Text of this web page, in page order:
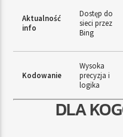
Aktualność
info
Dostęp do
sieci przez
Bing
Kodowanie
Wysoka
precyzja i
logika
DLA